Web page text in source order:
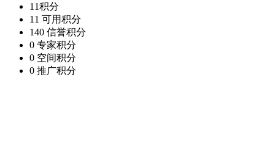
11积分
11 可用积分
140 信誉积分
0 专家积分
0 空间积分
0 推广积分